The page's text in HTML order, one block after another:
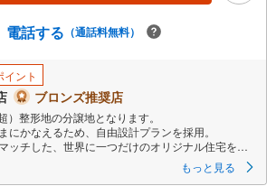
電話する （通話料無料）
ント
ブロンズ推奨店
整形地の分譲地となります。
にかなえるため、自由設計プランを採用。
ッチした、世界に一つだけのオリジナル住宅を実
もっと見る